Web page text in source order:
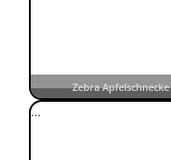
Zebra Apfelschnecke
…